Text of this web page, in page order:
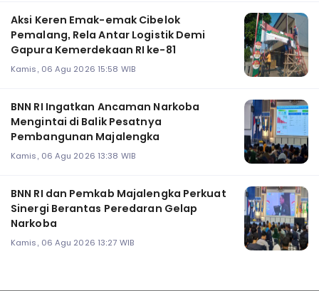
Aksi Keren Emak-emak Cibelok
Pemalang, Rela Antar Logistik Demi
Gapura Kemerdekaan RI ke-81
Kamis, 06 Agu 2026 15:58 WIB
BNN RI Ingatkan Ancaman Narkoba
Mengintai di Balik Pesatnya
Pembangunan Majalengka
Kamis, 06 Agu 2026 13:38 WIB
BNN RI dan Pemkab Majalengka Perkuat
Sinergi Berantas Peredaran Gelap
Narkoba
Kamis, 06 Agu 2026 13:27 WIB